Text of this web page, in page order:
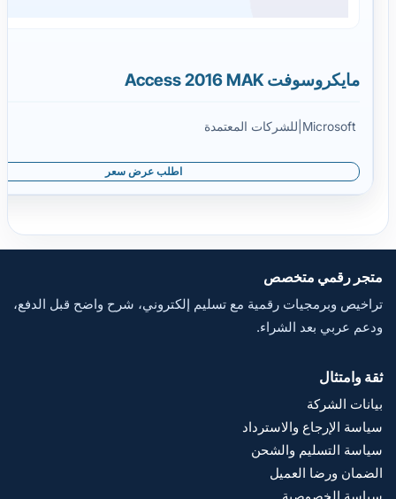
مايكروسوفت Access 2016 MAK
Microsoft للشركات المعتمدة
اطلب عرض سعر
متجر رقمي متخصص
تراخيص وبرمجيات رقمية مع تسليم إلكتروني، شرح واضح قبل الدفع،
ودعم عربي بعد الشراء.
ثقة وامتثال
بيانات الشركة
سياسة الإرجاع والاسترداد
سياسة التسليم والشحن
الضمان ورضا العميل